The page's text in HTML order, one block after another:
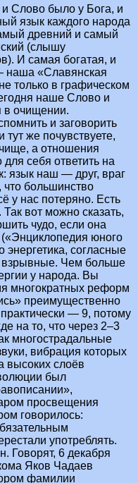
Слово было у Бога, и
язык каждого народа
древний и самый
(слышу
И самая богатая, и
наша «Славянская
только в графическом
наше Слово и
в очищении.
и заговорить
же почувствуете,
чище, а отношения
себя ответить на
язык наш — друг, враг
что большинство
у нас потеряно. Есть
вот можно сказать,
чудо, если она
(«Энциклопедия юного
согласные
взрывные. Чем больше
у народа. Вы
многократных реформ
преимущественно
— 9, потому
на то, что через 2–3
многострадальные
вибрация которых
высоких слоёв
был
просвещения
говорилось:
употреблять.
Говорят, 6 декабря
Яков Чадаев
фамилии